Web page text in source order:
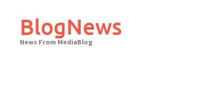
contentBlogNews
News From MediaBlog